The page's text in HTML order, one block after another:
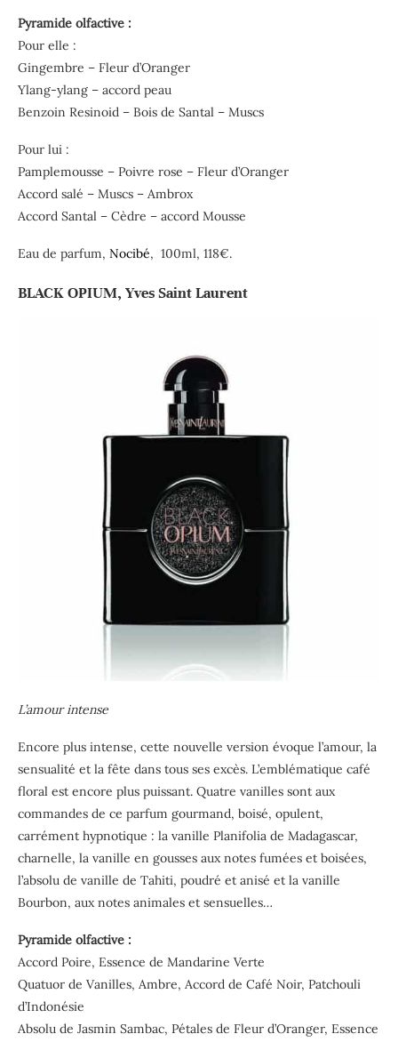
Pyramide olfactive :
Pour elle :
Gingembre – Fleur d’Oranger
Ylang-ylang – accord peau
Benzoin Resinoid – Bois de Santal – Muscs
Pour lui :
Pamplemousse – Poivre rose – Fleur d’Oranger
Accord salé – Muscs – Ambrox
Accord Santal – Cèdre – accord Mousse
Eau de parfum, Nocibé, 100ml, 118€.
BLACK OPIUM, Yves Saint Laurent
L’amour intense
Encore plus intense, cette nouvelle version évoque l’amour, la
sensualité et la fête dans tous ses excès. L’emblématique café
floral est encore plus puissant. Quatre vanilles sont aux
commandes de ce parfum gourmand, boisé, opulent,
carrément hypnotique : la vanille Planifolia de Madagascar,
charnelle, la vanille en gousses aux notes fumées et boisées,
l’absolu de vanille de Tahiti, poudré et anisé et la vanille
Bourbon, aux notes animales et sensuelles…
Pyramide olfactive :
Accord Poire, Essence de Mandarine Verte
Quatuor de Vanilles, Ambre, Accord de Café Noir, Patchouli
d’Indonésie
Absolu de Jasmin Sambac, Pétales de Fleur d’Oranger, Essence